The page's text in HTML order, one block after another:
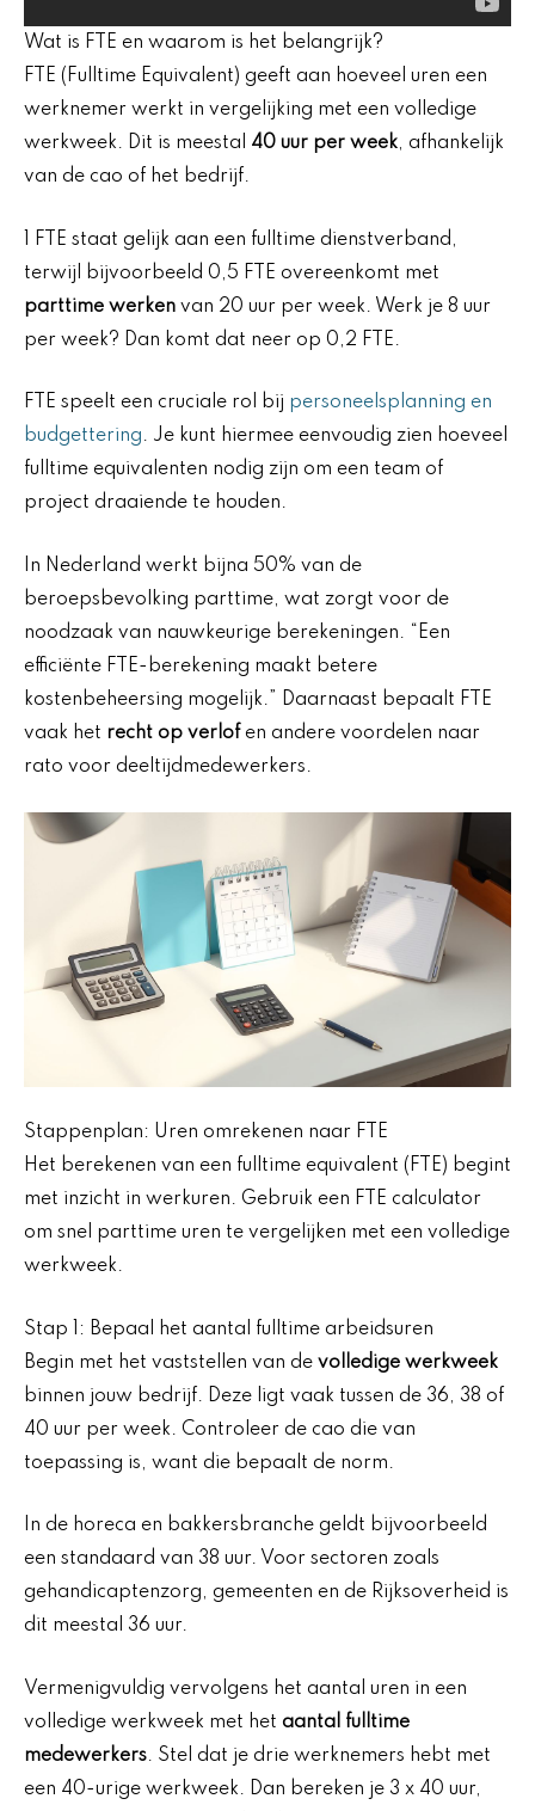
Wat is FTE en waarom is het belangrijk?
FTE (Fulltime Equivalent) geeft aan hoeveel uren een
werknemer werkt in vergelijking met een volledige
werkweek. Dit is meestal 40 uur per week, afhankelijk
van de cao of het bedrijf.
1 FTE staat gelijk aan een fulltime dienstverband,
terwijl bijvoorbeeld 0,5 FTE overeenkomt met
parttime werken van 20 uur per week. Werk je 8 uur
per week? Dan komt dat neer op 0,2 FTE.
FTE speelt een cruciale rol bij personeelsplanning en
budgettering. Je kunt hiermee eenvoudig zien hoeveel
fulltime equivalenten nodig zijn om een team of
project draaiende te houden.
In Nederland werkt bijna 50% van de
beroepsbevolking parttime, wat zorgt voor de
noodzaak van nauwkeurige berekeningen. “Een
efficiënte FTE-berekening maakt betere
kostenbeheersing mogelijk.” Daarnaast bepaalt FTE
vaak het recht op verlofen andere voordelen naar
rato voor deeltijdmedewerkers.
Stappenplan: Uren omrekenen naar FTE
Het berekenen van een fulltime equivalent (FTE) begint
met inzicht in werkuren. Gebruik een FTE calculator
om snel parttime uren te vergelijken met een volledige
werkweek.
Stap 1: Bepaal het aantal fulltime arbeidsuren
Begin met het vaststellen van de volledige werkweek
binnen jouw bedrijf. Deze ligt vaak tussen de 36, 38 of
40 uur per week. Controleer de cao die van
toepassing is, want die bepaalt de norm.
In de horeca en bakkersbranche geldt bijvoorbeeld
een standaard van 38 uur. Voor sectoren zoals
gehandicaptenzorg, gemeenten en de Rijksoverheid is
dit meestal 36 uur.
Vermenigvuldig vervolgens het aantal uren in een
volledige werkweek met het aantal fulltime
medewerkers. Stel dat je drie werknemers hebt met
een 40-urige werkweek. Dan bereken je 3 x 40 uur,